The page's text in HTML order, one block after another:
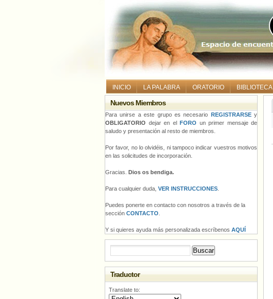
INICIO LA PALABRA ORATORIO BIBLIOTECA
Nuevos Miembros
Para unirse a este grupo es necesario REGISTRARSEy
OBLIGATORIO dejar en el FORO un primer mensaje de
saludo y presentación al resto de miembros.
Por favor, no lo olvidéis, ni tampoco indicar vuestros motivos
en las solicitudes de incorporación.
Gracias. Dios os bendiga.
Para cualquier duda, VER INSTRUCCIONES
Puedes ponerte en contacto con nosotros a través de la
sección CONTACTO
Y si quieres ayuda más personalizada escríbenos AQUÍ
Traductor
Translate to: